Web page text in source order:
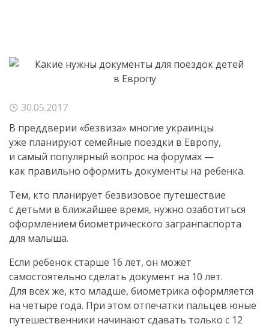
30.05.2017
В преддверии «безвиза» многие украинцы
уже планируют семейные поездки в Европу,
и самый популярный вопрос на форумах —
как правильно оформить документы на ребенка.
Тем, кто планирует безвизовое путешествие
с детьми в ближайшее время, нужно озаботиться
оформлением биометрического загранпаспорта
для малыша.
Если ребенок старше 16 лет, он может
самостоятельно сделать документ на 10 лет.
Для всех же, кто младше, биометрика оформляется
на четыре года. При этом отпечатки пальцев юные
путешественники начинают сдавать только с 12